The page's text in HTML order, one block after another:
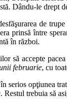
Dându-le drept
de
prinsă între
în război.
să accepte
februarie, cu
serios opţiunea
. Restul trebuia să